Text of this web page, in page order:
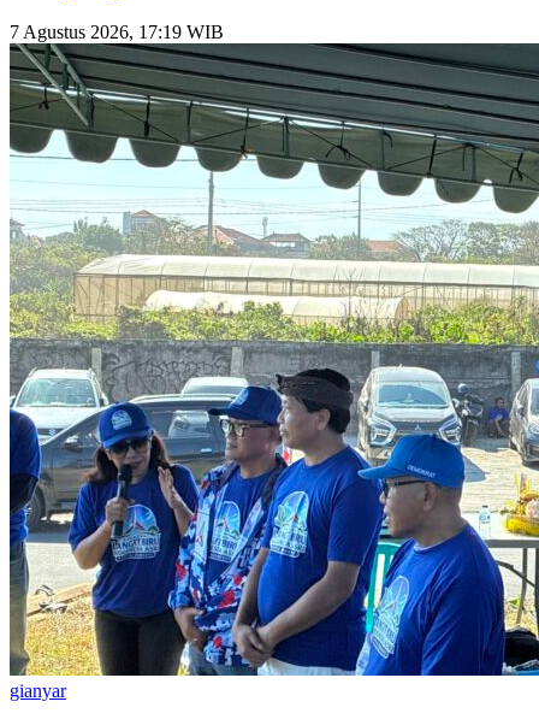
7 Agustus 2026, 17:19 WIB
gianyar